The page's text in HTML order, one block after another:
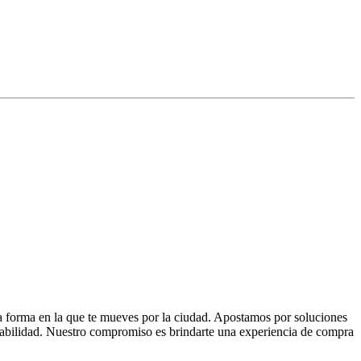
en la que te mueves por la ciudad. Apostamos por soluciones
Nuestro compromiso es brindarte una experiencia de compra